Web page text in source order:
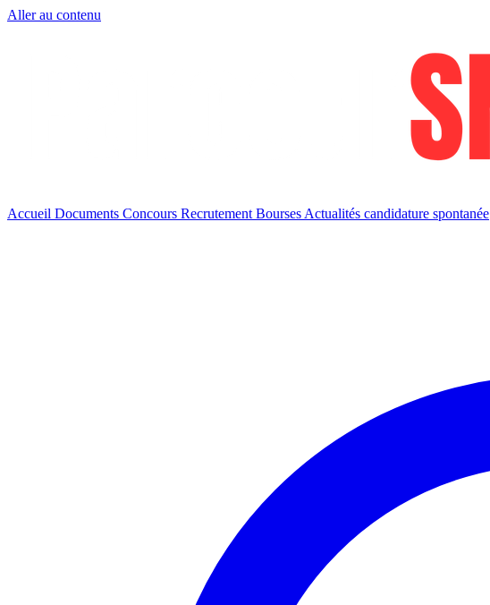
Aller au contenu
Accueil Documents Concours Recrutement Bourses Actualités candidature spontanée